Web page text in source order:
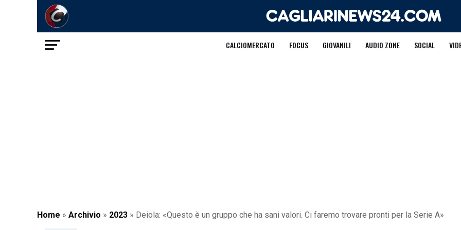
CALCIOMERCATO FOCUS GIOVANILI AUDIO ZONE SOCIAL
Home » Archivio » 2023 » Deiola: «Questo è un gruppo che ha sani valori. Ci faremo trovare pronti per la Serie A»